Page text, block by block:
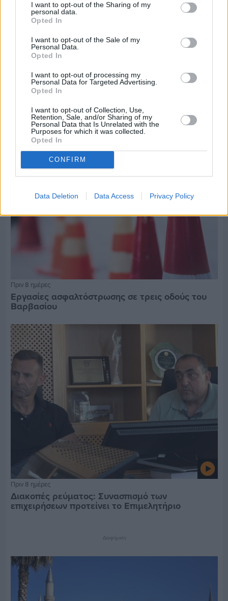
I want to opt-out of the Sharing of my
personal data.
Opted In
I want to opt-out of the Sale of my
Personal Data.
Opted In
I want to opt-out of processing my
Personal Data for Targeted Advertising.
Opted In
I want to opt-out of Collection, Use,
Retention, Sale, and/or Sharing of my
Personal Data that Is Unrelated with the
Purposes for which it was collected.
Opted In
CONFIRM
Data Deletion Data Access Privacy Policy
Πριν 8 ημέρες
Τρίτος στη σφαιροβολία στη διεθνή συνάντηση
Ελλάδας–Κύπρου Κ18 ο Δημήτρης Τέλλιος
Πριν 8 ημέρες
Εργασίες ασφαλτόστρωσης σε τρεις οδούς του
Βαρβασίου
Πριν 8 ημέρες
Διακοπές ρεύματος: Συνασπισμό των
επιχειρήσεων προτείνει το Επιμελητήριο
Διαφήμιση